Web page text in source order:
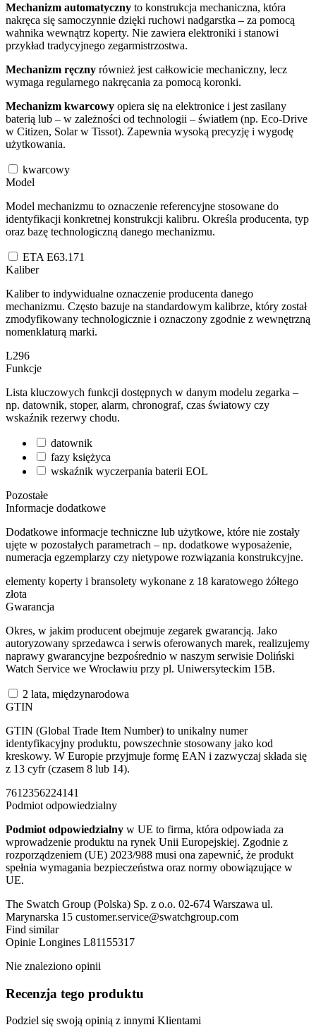
Mechanizm automatyczny to konstrukcja mechaniczna, która
nakręca się samoczynnie dzięki ruchowi nadgarstka – za pomocą
wahnika wewnątrz koperty. Nie zawiera elektroniki i stanowi
przykład tradycyjnego zegarmistrzostwa.
Mechanizm ręczny również jest całkowicie mechaniczny, lecz
wymaga regularnego nakręcania za pomocą koronki.
Mechanizm kwarcowy opiera się na elektronice i jest zasilany
baterią lub – w zależności od technologii – światłem (np. Eco-Drive
w Citizen, Solar w Tissot). Zapewnia wysoką precyzję i wygodę
użytkowania.
kwarcowy
Model
Model mechanizmu to oznaczenie referencyjne stosowane do
identyfikacji konkretnej konstrukcji kalibru. Określa producenta, typ
oraz bazę technologiczną danego mechanizmu.
ETA E63.171
Kaliber
Kaliber to indywidualne oznaczenie producenta danego
mechanizmu. Często bazuje na standardowym kalibrze, który został
zmodyfikowany technologicznie i oznaczony zgodnie z wewnętrzną
nomenklaturą marki.
L296
Funkcje
Lista kluczowych funkcji dostępnych w danym modelu zegarka –
np. datownik, stoper, alarm, chronograf, czas światowy czy
wskaźnik rezerwy chodu.
datownik
fazy księżyca
wskaźnik wyczerpania baterii EOL
Pozostałe
Informacje dodatkowe
Dodatkowe informacje techniczne lub użytkowe, które nie zostały
ujęte w pozostałych parametrach – np. dodatkowe wyposażenie,
numeracja egzemplarzy czy nietypowe rozwiązania konstrukcyjne.
elementy koperty i bransolety wykonane z 18 karatowego żółtego
złota
Gwarancja
Okres, w jakim producent obejmuje zegarek gwarancją. Jako
autoryzowany sprzedawca i serwis oferowanych marek, realizujemy
naprawy gwarancyjne bezpośrednio w naszym serwisie Doliński
Watch Service we Wrocławiu przy pl. Uniwersyteckim 15B.
2 lata, międzynarodowa
GTIN
GTIN (Global Trade Item Number) to unikalny numer
identyfikacyjny produktu, powszechnie stosowany jako kod
kreskowy. W Europie przyjmuje formę EAN i zazwyczaj składa się
z 13 cyfr (czasem 8 lub 14).
7612356224141
Podmiot odpowiedzialny
Podmiot odpowiedzialny w UE to firma, która odpowiada za
wprowadzenie produktu na rynek Unii Europejskiej. Zgodnie z
rozporządzeniem (UE) 2023/988 musi ona zapewnić, że produkt
spełnia wymagania bezpieczeństwa oraz normy obowiązujące w
UE.
The Swatch Group (Polska) Sp. z o.o. 02-674 Warszawa ul.
Marynarska 15 customer.service@swatchgroup.com
Find similar
Opinie Longines L81155317
Nie znaleziono opinii
Recenzja tego produktu
Podziel się swoją opinią z innymi Klientami